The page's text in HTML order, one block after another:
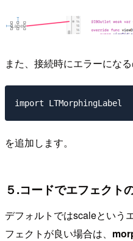
また、接続時にエラーにな
を追加します。
５.コードでエフェクト
デフォルトではscaleという
フェクトが良い場合は、